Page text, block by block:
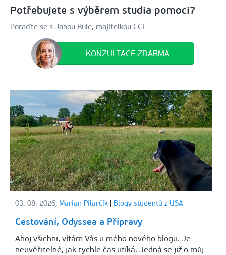
Potřebujete s výběrem studia pomoci?
Poraďte se s Janou Rule, majitelkou CCI
KONZULTACE ZDARMA
03. 08. 2026, Marian Pilarčík Blogy studentů z USA
Cestování, Odyssea a Přípravy
Ahoj všichni, vítám Vás u mého nového blogu. Je
neuvěřitelné, jak rychle čas utíká. Jedná se již o můj